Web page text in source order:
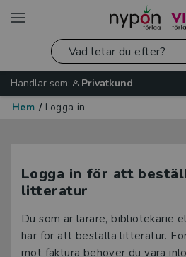
Handlar som:
Privatkund
Hem / Logga in
Logga in för att
litteratur
Du som är lärare, bibliotekarie
här för att beställa litteratur.
mot faktura behöver du vara